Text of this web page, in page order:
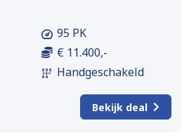
95 PK
€ 11.400,-
Handgeschakeld
Bekijk deal